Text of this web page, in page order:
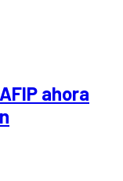
ahora